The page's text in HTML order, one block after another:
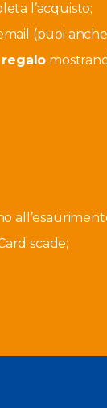
l’acquisto;
(puoi
scade;